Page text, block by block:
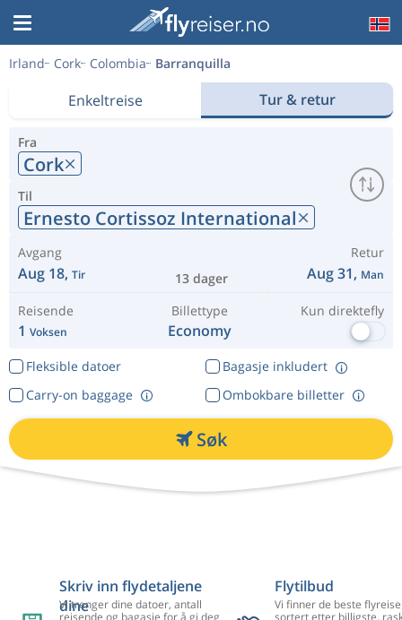
Irland Cork Colombia Barranquilla
Enkeltreise Tur & retur
Fra
Cork
Til
Ernesto Cortissoz International
Avgang
Aug 18, Tir 13 dager
Retur
Aug 31, Man
Reisende
1 Voksen
Billettype
Economy
Kun direktefly
Fleksible datoer
Bagasje inkludert
Ombokbare billetter
Carry-on baggage
Søk
Skriv inn flydetaljene
dine
Vi trenger dine datoer, antall
reisende og bagasje for å gi deg
Flytilbud
Vi finner de beste
sortert etter billigste,